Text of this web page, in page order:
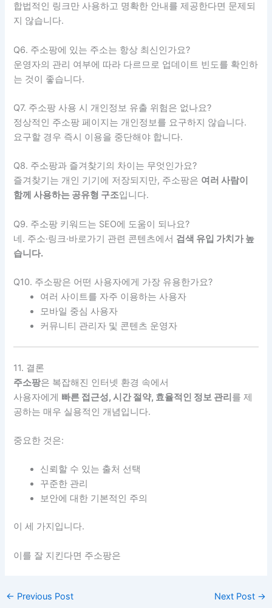
합법적인 링크만 사용하고 명확한 안내를 제공한다면 문제되
지 않습니다.
Q6. 주소팡에 있는 주소는 항상 최신인가요?
운영자의 관리 여부에 따라 다르므로 업데이트 빈도를 확인하
는 것이 좋습니다.
Q7. 주소팡 사용 시 개인정보 유출 위험은 없나요?
정상적인 주소팡 페이지는 개인정보를 요구하지 않습니다.
요구할 경우 즉시 이용을 중단해야 합니다.
Q8. 주소팡과 즐겨찾기의 차이는 무엇인가요?
즐겨찾기는 개인 기기에 저장되지만, 주소팡은 여러 사람이
함께 사용하는 공유형 구조입니다.
Q9. 주소팡 키워드는 SEO에 도움이 되나요?
네. 주소·링크·바로가기 관련 콘텐츠에서 검색 유입 가치가 높
습니다.
Q10. 주소팡은 어떤 사용자에게 가장 유용한가요?
여러 사이트를 자주 이용하는 사용자
모바일 중심 사용자
커뮤니티 관리자 및 콘텐츠 운영자
11. 결론
주소팡은 복잡해진 인터넷 환경 속에서
사용자에게 빠른 접근성, 시간 절약, 효율적인 정보 관리 를 제
공하는 매우 실용적인 개념입니다.
중요한 것은:
신뢰할 수 있는 출처 선택
꾸준한 관리
보안에 대한 기본적인 주의
이 세 가지입니다.
이를 잘 지킨다면 주소팡은
← Previous Post Next Post →